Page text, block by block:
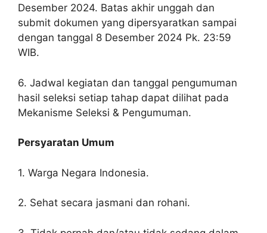
Desember 2024. Batas akhir unggah dan
submit dokumen yang dipersyaratkan sampai
dengan tanggal 8 Desember 2024 Pk. 23:59
WIB.
6. Jadwal kegiatan dan tanggal pengumuman
hasil seleksi setiap tahap dapat dilihat pada
Mekanisme Seleksi & Pengumuman.
Persyaratan Umum
1. Warga Negara Indonesia.
2. Sehat secara jasmani dan rohani.